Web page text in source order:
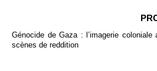
Génocide de Gaza : l’imagerie coloniale
scènes de reddition